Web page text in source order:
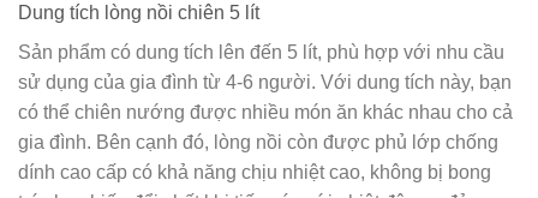
Dung tích lòng nồi chiên 5 lít
Sản phẩm có dung tích lên đến 5 lít, phù hợp với nhu cầu
sử dụng của gia đình từ 4-6 người. Với dung tích này, bạn
có thể chiên nướng được nhiều món ăn khác nhau cho cả
gia đình. Bên cạnh đó, lòng nồi còn được phủ lớp chống
dính cao cấp có khả năng chịu nhiệt cao, không bị bong